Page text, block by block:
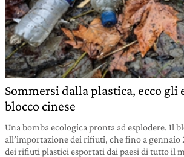
Sommersi dalla plastica, ecco gli
blocco cinese
Una bomba ecologica pronta ad esplodere. Il
all’importazione dei rifiuti, che fino a gennaio
dei rifiuti plastici esportati dai paesi di tutto il